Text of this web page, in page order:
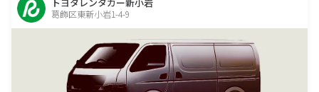
葛飾区東新小岩1-4-9